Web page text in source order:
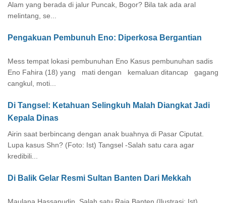
Alam yang berada di jalur Puncak, Bogor? Bila tak ada aral
melintang, se...
Pengakuan Pembunuh Eno: Diperkosa Bergantian
Mess tempat lokasi pembunuhan Eno Kasus pembunuhan sadis
Eno Fahira (18) yang mati dengan kemaluan ditancap gagang
cangkul, moti...
Di Tangsel: Ketahuan Selingkuh Malah Diangkat Jadi
Kepala Dinas
Airin saat berbincang dengan anak buahnya di Pasar Ciputat.
Lupa kasus Shn? (Foto: Ist) Tangsel -Salah satu cara agar
kredibili...
Di Balik Gelar Resmi Sultan Banten Dari Mekkah